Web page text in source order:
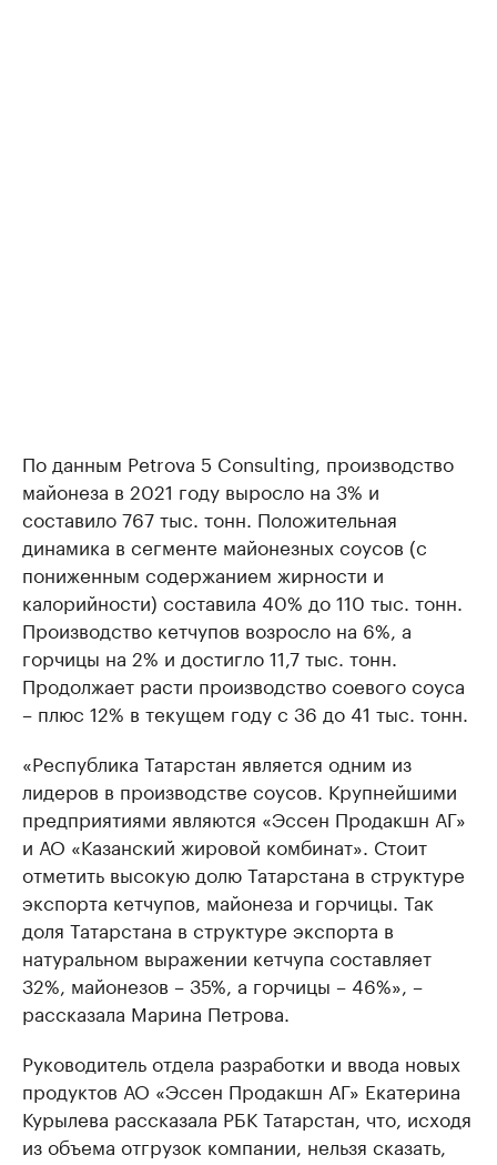
По данным Petrova 5 Consulting, производство
майонеза в 2021 году выросло на 3% и
составило 767 тыс. тонн. Положительная
динамика в сегменте майонезных соусов (с
пониженным содержанием жирности и
калорийности) составила 40% до 110 тыс. тонн.
Производство кетчупов возросло на 6%, а
горчицы на 2% и достигло 11,7 тыс. тонн.
Продолжает расти производство соевого соуса
– плюс 12% в текущем году с 36 до 41 тыс. тонн.
«Республика Татарстан является одним из
лидеров в производстве соусов. Крупнейшими
предприятиями являются «Эссен Продакшн АГ»
и АО «Казанский жировой комбинат». Стоит
отметить высокую долю Татарстана в структуре
экспорта кетчупов, майонеза и горчицы. Так
доля Татарстана в структуре экспорта в
натуральном выражении кетчупа составляет
32%, майонезов – 35%, а горчицы – 46%», –
рассказала Марина Петрова.
Руководитель отдела разработки и ввода новых
продуктов АО «Эссен Продакшн АГ» Екатерина
Курылева рассказала РБК Татарстан, что, исходя
из объема отгрузок компании, нельзя сказать,